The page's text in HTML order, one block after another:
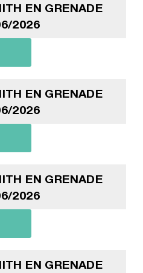
EN GRENADE
2026
EN GRENADE
2026
EN GRENADE
2026
EN GRENADE